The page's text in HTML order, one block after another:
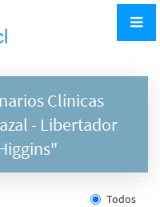
Clínicas
- Libertador
Todos